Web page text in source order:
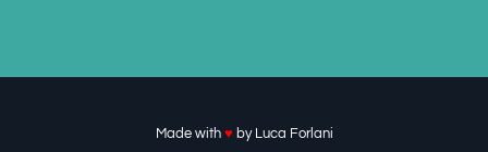
Made with ♥ by Luca Forlani